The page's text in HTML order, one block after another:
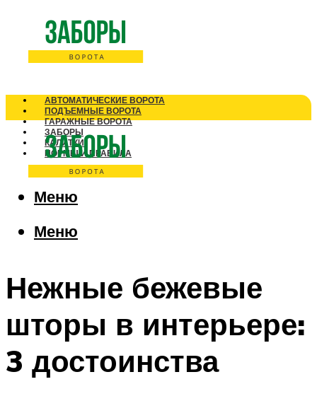
АВТОМАТИЧЕСКИЕ ВОРОТА
ПОДЪЕМНЫЕ ВОРОТА
ГАРАЖНЫЕ ВОРОТА
ЗАБОРЫ
КАЛИТКИ
НОРМЫ И ПРАВИЛА
Меню
Меню
Нежные бежевые
шторы в интерьере:
3 достоинства